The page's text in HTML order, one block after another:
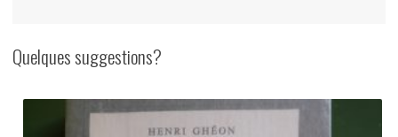
Quelques suggestions?